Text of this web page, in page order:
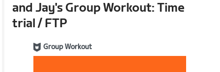
and Jay's Group Workout: Time
trial / FTP
Group Workout